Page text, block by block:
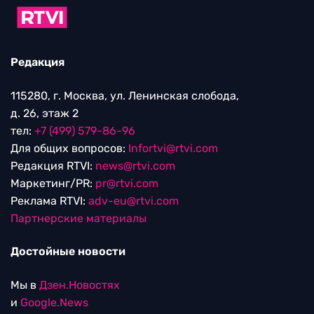
Редакция
115280, г. Москва, ул. Ленинская слобода,
д. 26, этаж 2
тел: +7 (499) 579-86-96
Для общих вопросов: Infortvi@rtvi.com
Редакция RTVI: news@rtvi.com
Маркетинг/PR: pr@rtvi.com
Реклама RTVI: adv-eu@rtvi.com
Партнерские материалы
Достойные новости
Мы в Дзен.Новостях
и Google.News